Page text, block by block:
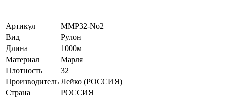
Артикул
ММР32-No2
Вид
Рулон
Длина
1000м
Материал
Марля
Плотность
32
Производитель Лейко (РОССИЯ)
Страна
РОССИЯ